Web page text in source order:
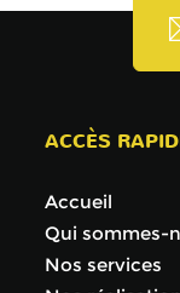
ACCÈS
Accueil
Qui sommes-
Nos services